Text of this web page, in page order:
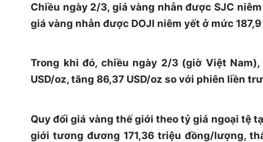
Chiều ngày 2/3, giá vàng nhẫn được SJC
giá vàng nhẫn được DOJI niêm yết ở mức
Trong khi đó, chiều ngày 2/3 (giờ Việt
USD/oz, tăng 86,37 USD/oz so với phiên liền
Quy đổi giá vàng thế giới theo tỷ giá ngoại tệ
giới tương đương 171,36 triệu đồng/lượng,